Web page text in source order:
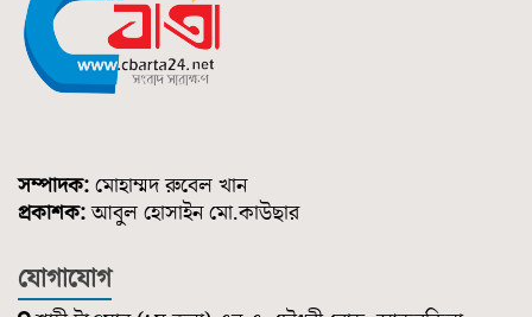
সম্পাদক: মোহাম্মদ রুবেল খান
প্রকাশক:আবুল হোসাইন মো.কাউছার
যোগাযোগ